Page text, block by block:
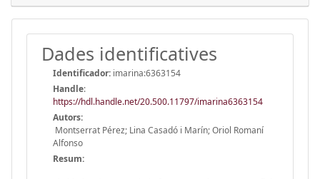
Dades identificatives
Identificador: imarina:6363154
Handle:
https://hdl.handle.net/20.500.11797/imarina6363154
Autors:
Montserrat Pérez; Lina Casadó i Marín; Oriol Romaní
Alfonso
Resum: